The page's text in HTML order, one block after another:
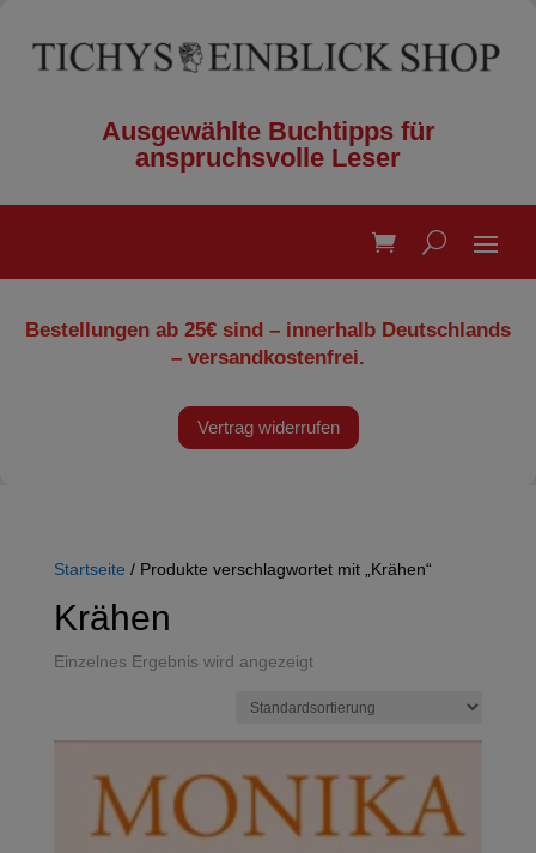
Ausgewählte Buchtipps für
anspruchsvolle Leser
Bestellungen ab 25€ sind – innerhalb Deutschlands
– versandkostenfrei.
Vertrag widerrufen
Startseite / Produkte verschlagwortet mit „Krähen“
Krähen
Einzelnes Ergebnis wird angezeigt